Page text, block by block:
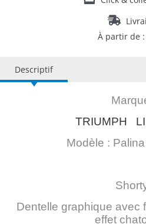
À partir de :
Descriptif
TRIUMPH
Modèle :
Dentelle graphique avec
effet